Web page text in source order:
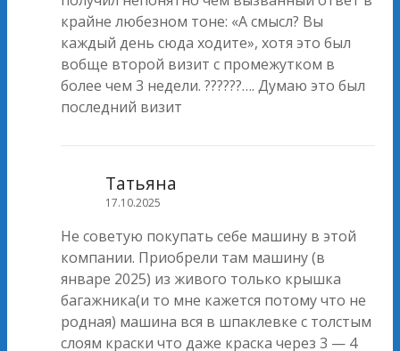
крайне любезном тоне: «А смысл? Вы
каждый день сюда ходите», хотя это был
вобще второй визит с промежутком в
более чем 3 недели. ??????…. Думаю это был
последний визит
Татьяна
17.10.2025
Не советую покупать себе машину в этой
компании. Приобрели там машину (в
январе 2025) из живого только крышка
багажника(и то мне кажется потому что не
родная) машина вся в шпаклевке с толстым
слоям краски что даже краска через 3 — 4